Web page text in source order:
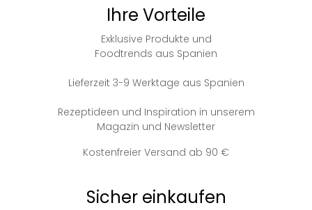
Ihre Vorteile
Exklusive Produkte und
Foodtrends aus Spanien
Lieferzeit 3-9 Werktage aus Spanien
Rezeptideen und Inspiration in unserem
Magazin und Newsletter
Kostenfreier Versand ab 90 €
Sicher einkaufen